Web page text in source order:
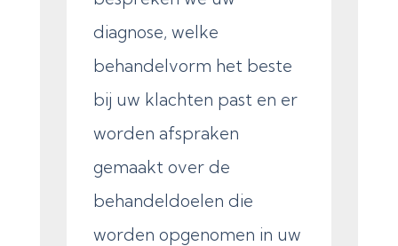
diagnose, welke
behandelvorm het beste
bij uw klachten past en er
worden afspraken
gemaakt over de
behandeldoelen die
worden opgenomen in uw